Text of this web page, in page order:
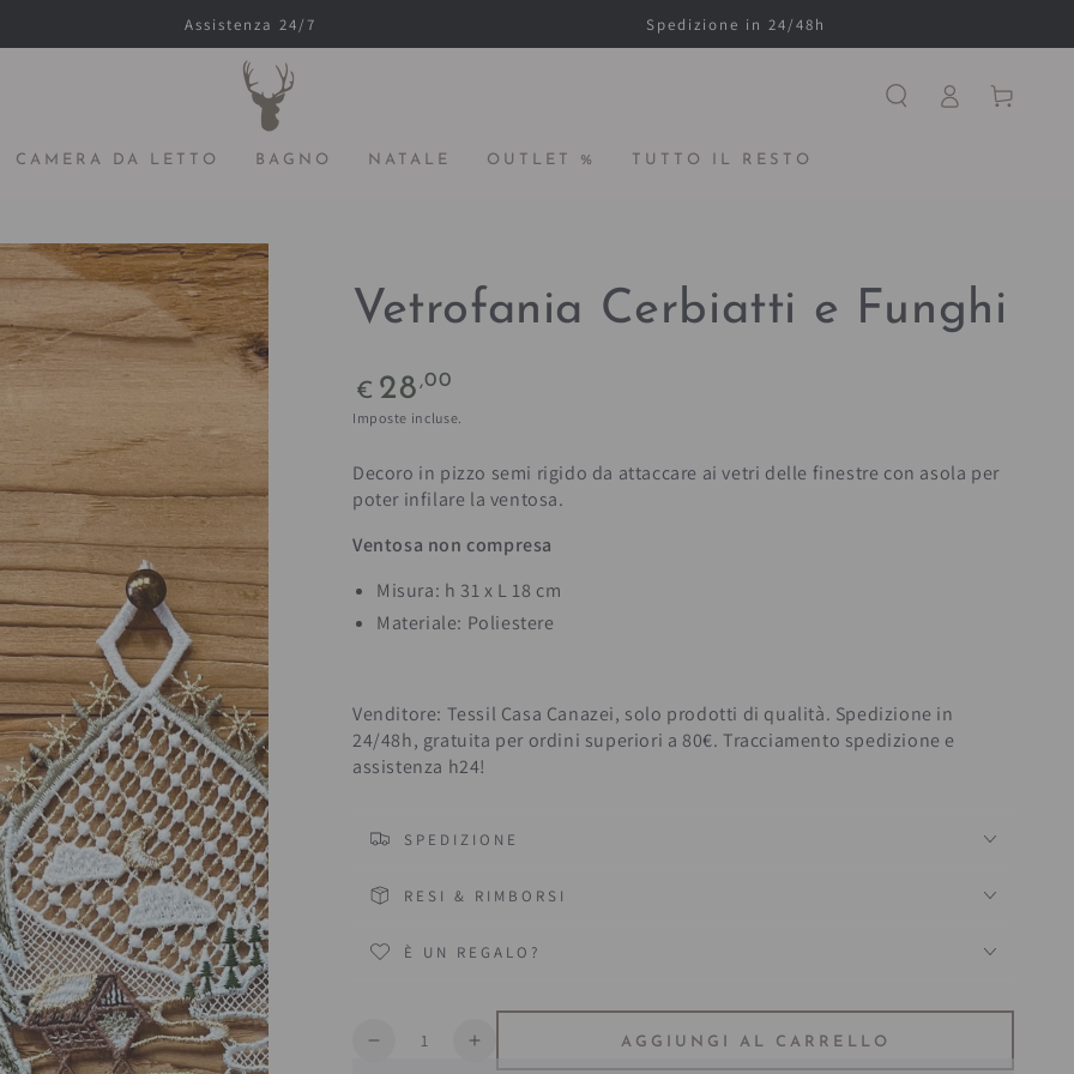
Assistenza 24/7 Spedizione in 24/48h
CAMERA DA LETTO BAGNO NATALE OUTLET % TUTTO IL RESTO
Accesso Carello
Vetrofania Cerbiatti e Funghi
Prezzo
regolare
€ 28 ,00
Imposte incluse.
Decoro in pizzo semi rigido da attaccare ai vetri delle finestre con asola per
poter infilare la ventosa.
Ventosa non compresa
Misura: h 31 x L 18 cm
Materiale: Poliestere
Venditore: Tessil Casa Canazei, solo prodotti di qualità. Spedizione in
24/48h, gratuita per ordini superiori a 80€. Tracciamento spedizione e
assistenza h24!
SPEDIZIONE
RESI & RIMBORSI
È UN REGALO?
Quantità
DiminuisceAumenta
AGGIUNGI AL CARRELLO